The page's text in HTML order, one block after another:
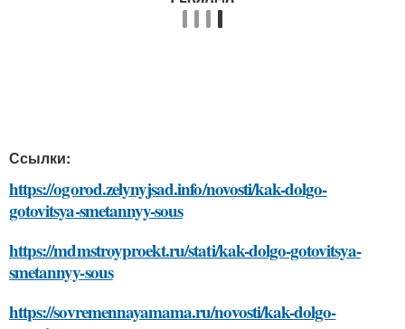
Ссылки:
https://ogorod.zelynyjsad.info/novosti/kak-dolgo-
gotovitsya-smetannyy-sous
https://mdmstroyproekt.ru/stati/kak-dolgo-gotovitsya-
smetannyy-sous
https://sovremennayamama.ru/novosti/kak-dolgo-